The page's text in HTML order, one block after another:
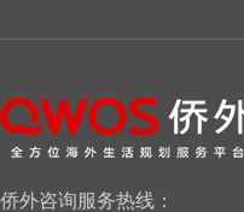
侨外咨询服务热线：